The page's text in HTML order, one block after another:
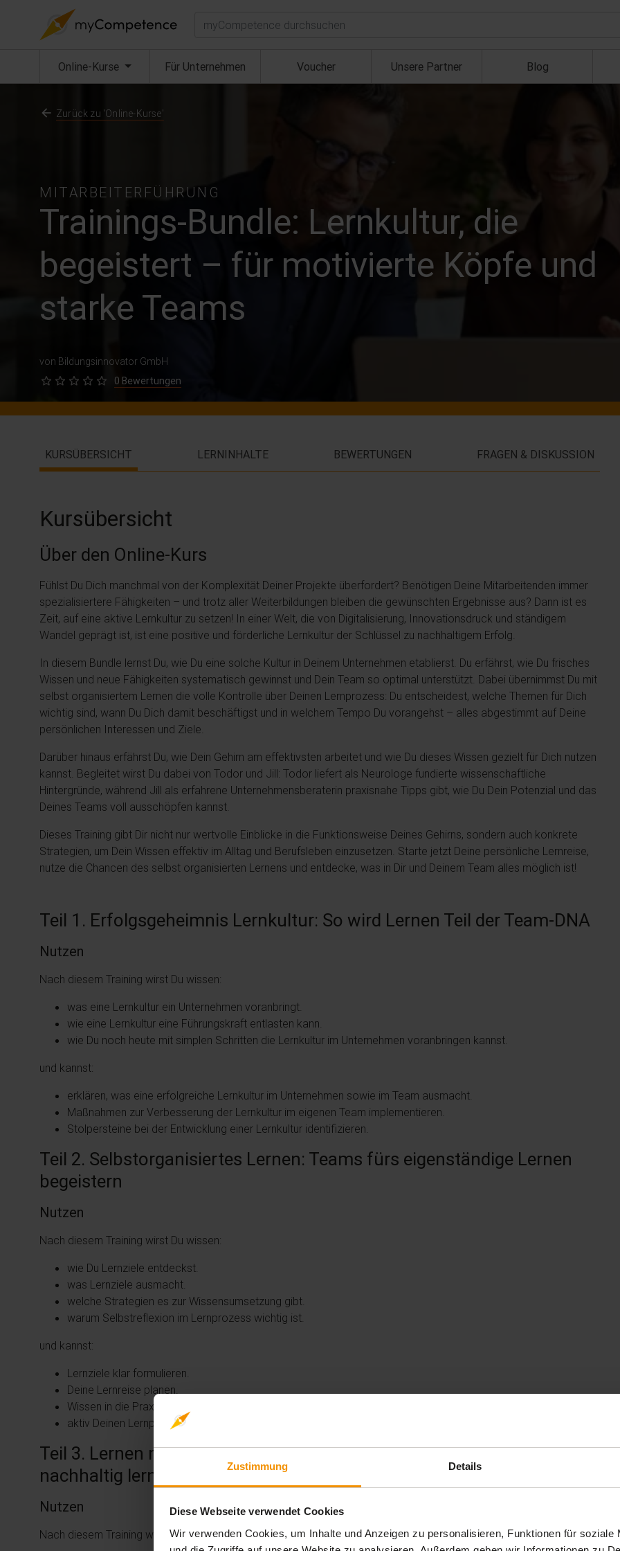
Zustimmung Details
Diese Webseite verwendet Cookies
Wir verwenden Cookies, um Inhalte und Anzeigen zu personalisieren, Funktionen für soziale
Suchen
Online-Kurse (aktuell) Für Unternehmen Voucher Unsere Partner Blog
MITARBEITERFÜHRUNG
Trainings-Bundle: Lernkultur, die
begeistert – für motivierte Köpfe und
starke Teams
von Bildungsinnovator GmbH
0 Bewertungen
Zurück zu 'Online-Kurse'
KURSÜBERSICHT LERNINHALTE BEWERTUNGEN FRAGEN & DISKUSSION
Kursübersicht
Über den Online-Kurs
Fühlst Du Dich manchmal von der Komplexität Deiner Projekte überfordert? Benötigen Deine Mitarbeitenden immer
spezialisiertere Fähigkeiten – und trotz aller Weiterbildungen bleiben die gewünschten Ergebnisse aus? Dann ist es
Zeit, auf eine aktive Lernkultur zu setzen! In einer Welt, die von Digitalisierung, Innovationsdruck und ständigem
Wandel geprägt ist, ist eine positive und förderliche Lernkultur der Schlüssel zu nachhaltigem Erfolg.
In diesem Bundle lernst Du, wie Du eine solche Kultur in Deinem Unternehmen etablierst. Du erfährst, wie Du frisches
Wissen und neue Fähigkeiten systematisch gewinnst und Dein Team so optimal unterstützt. Dabei übernimmst Du mit
selbst organisiertem Lernen die volle Kontrolle über Deinen Lernprozess: Du entscheidest, welche Themen für Dich
wichtig sind, wann Du Dich damit beschäftigst und in welchem Tempo Du vorangehst – alles abgestimmt auf Deine
persönlichen Interessen und Ziele.
Darüber hinaus erfährst Du, wie Dein Gehirn am effektivsten arbeitet und wie Du dieses Wissen gezielt für Dich nutzen
kannst. Begleitet wirst Du dabei von Todor und Jill: Todor liefert als Neurologe fundierte wissenschaftliche
Hintergründe, während Jill als erfahrene Unternehmensberaterin praxisnahe Tipps gibt, wie Du Dein Potenzial und das
Deines Teams voll ausschöpfen kannst.
Dieses Training gibt Dir nicht nur wertvolle Einblicke in die Funktionsweise Deines Gehirns, sondern auch konkrete
Strategien, um Dein Wissen effektiv im Alltag und Berufsleben einzusetzen. Starte jetzt Deine persönliche Lernreise,
nutze die Chancen des selbst organisierten Lernens und entdecke, was in Dir und Deinem Team alles möglich ist!
Teil 1. Erfolgsgeheimnis Lernkultur: So wird Lernen Teil der Team-DNA
Nutzen
Nach diesem Training wirst Du wissen:
was eine Lernkultur ein Unternehmen voranbringt.
wie eine Lernkultur eine Führungskraft entlasten kann.
wie Du noch heute mit simplen Schritten die Lernkultur im Unternehmen voranbringen kannst.
und kannst:
erklären, was eine erfolgreiche Lernkultur im Unternehmen sowie im Team ausmacht.
Maßnahmen zur Verbesserung der Lernkultur im eigenen Team implementieren.
Stolpersteine bei der Entwicklung einer Lernkultur identifizieren.
Teil 2. Selbstorganisiertes Lernen: Teams fürs eigenständige Lernen
begeistern
Nutzen
Nach diesem Training wirst Du wissen:
wie Du Lernziele entdeckst.
was Lernziele ausmacht.
welche Strategien es zur Wissensumsetzung gibt.
warum Selbstreflexion im Lernprozess wichtig ist.
und kannst:
Lernziele klar formulieren.
Deine Lernreise planen.
Wissen in die Praxis umsetzen.
aktiv Deinen Lernprozess reflektieren.
Teil 3. Lernen meets Neurowissenschaften: Gehirngerecht und
nachhaltig lernen
Nutzen
Nach diesem Training wirst Du wissen: